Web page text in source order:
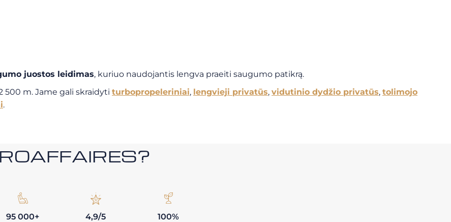
juostos leidimas, kuriuo naudojantis lengva praeiti saugumo patikrą.
m. Jame gali skraidyti turbopropeleriniai, lengvieji privatūs, vidutinio dydžio privatūs, tolimojo
.
95 000+
4,9/5
100%